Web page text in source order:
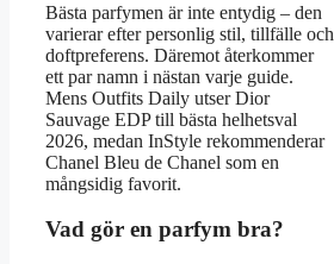
Bästa parfymen är inte entydig – den
varierar efter personlig stil, tillfälle och
doftpreferens. Däremot återkommer
ett par namn i nästan varje guide.
Mens Outfits Daily utser Dior
Sauvage EDP till bästa helhetsval
2026, medan InStyle rekommenderar
Chanel Bleu de Chanel som en
mångsidig favorit.
Vad gör en parfym bra?